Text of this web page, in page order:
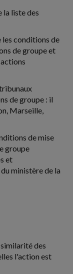
la liste des
les conditions de
de groupe et
de groupe : il
Marseille,
de mise
groupe
et
ministère de la
des
l'action est